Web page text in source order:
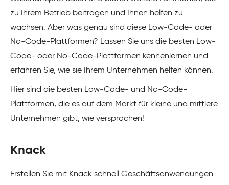
zu Ihrem Betrieb beitragen und Ihnen helfen zu
wachsen. Aber was genau sind diese Low-Code- oder
No-Code-Plattformen? Lassen Sie uns die besten Low-
Code- oder No-Code-Plattformen kennenlernen und
erfahren Sie, wie sie Ihrem Unternehmen helfen können.
Hier sind die besten Low-Code- und No-Code-
Plattformen, die es auf dem Markt für kleine und mittlere
Unternehmen gibt, wie versprochen!
Knack
Erstellen Sie mit Knack schnell Geschäftsanwendungen